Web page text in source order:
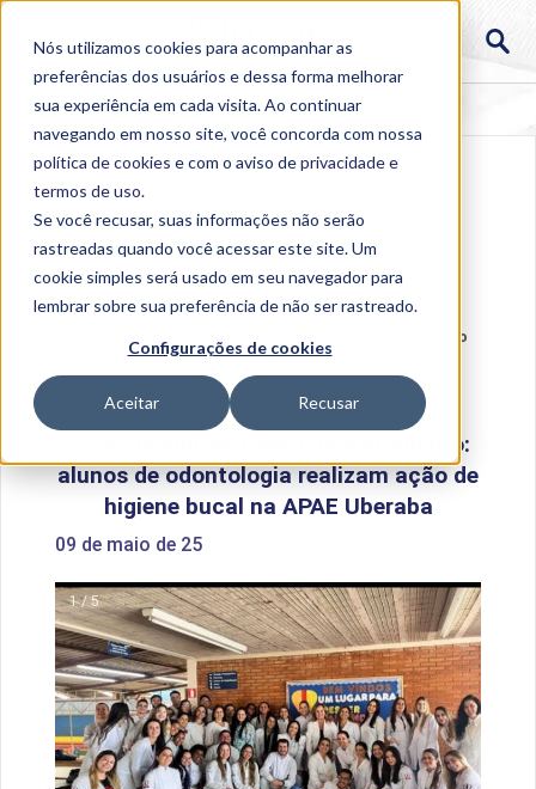
Nós utilizamos cookies para acompanhar as
preferências dos usuários e dessa forma melhorar
sua experiência em cada visita. Ao continuar
navegando em nosso site, você concorda com nossa
política de cookies e com o aviso deprivacidade e
termos de uso.
Se você recusar, suas informações não serão
rastreadas quando você acessar este site. Um
cookie simples será usado em seu navegador para
lembrar sobre sua preferência de não ser rastreado.
Configurações de cookies
Aceitar Recusar
Cuidado
humano além do tratamento: alunos de odontologia
realizam ação de higiene bucal na APAE Uberaba
Cuidado humano além do tratamento:
alunos de odontologia realizam ação de
higiene bucal na APAE Uberaba
09 de maio de 25
1 / 5